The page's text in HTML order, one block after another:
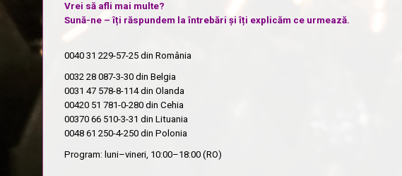
Vrei să afli mai multe?
Sună-ne – îți răspundem la întrebări și îți explicăm ce urmează.
0040 31 229-57-25 din România
0032 28 087-3-30 din Belgia
0031 47 578-8-114din Olanda
00420 51 781-0-280 din Cehia
00370 66 510-3-31 din Lituania
0048 61 250-4-250 din Polonia
Program: luni–vineri, 10:00–18:00 (RO)